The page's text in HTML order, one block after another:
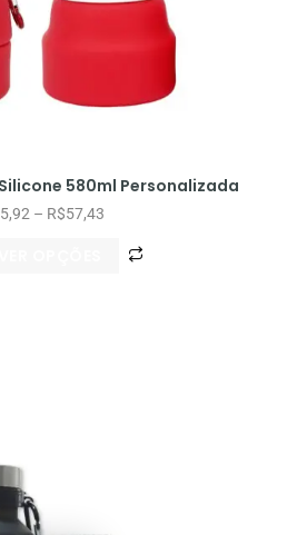
580ml Personalizada
– R$57,43